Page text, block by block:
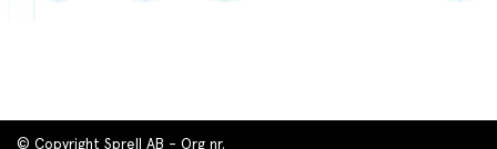
© Copyright Sprell AB - Org nr.